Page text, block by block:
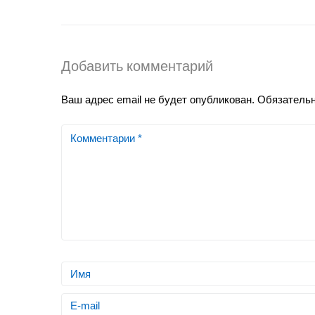
Добавить комментарий
Ваш адрес email не будет опубликован.